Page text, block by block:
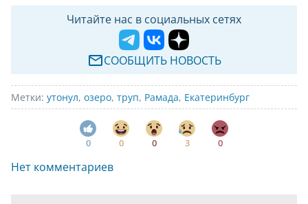
Читайте нас в социальных сетях
СООБЩИТЬ НОВОСТЬ
Метки: утонул, озеро, труп, Рамада, Екатеринбург
0 0 0 3 0
Нет комментариев